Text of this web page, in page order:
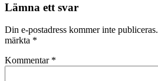
Lämna ett svar
Din e-postadress kommer inte publiceras.
märkta *
Kommentar *